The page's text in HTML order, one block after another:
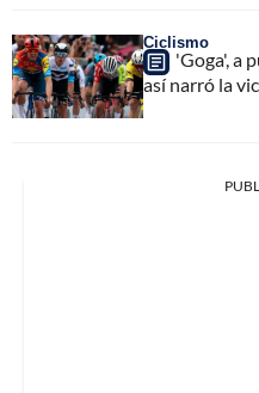
Ciclismo
'Goga', a
así narró la